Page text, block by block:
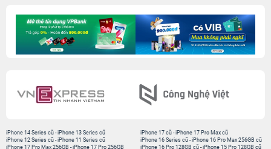
iPhone 14 Series cũ -iPhone 13 Series cũ
iPhone 12 Series cũ -iPhone 11 Series cũ
iPhone 17 Pro Max 256GB -iPhone 17 Pro 256GB
iPhone 17 cũ-iPhone 17 Pro Max cũ
iPhone 16 Series cũ- iPhone 16 Pro Max 256GB cũ
iPhone 16 Pro 128GB cũ-iPhone 15 Pro 128GB cũ